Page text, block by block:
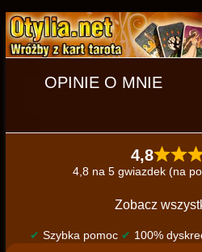
OPINIE O MNIE
4,8
4,8 na 5 gwiazdek (na
Zobacz
✔ Szybka pomoc ✔ 100%